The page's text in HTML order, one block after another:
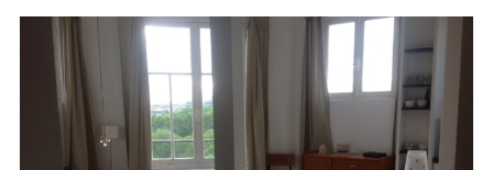
Découvrir le projet